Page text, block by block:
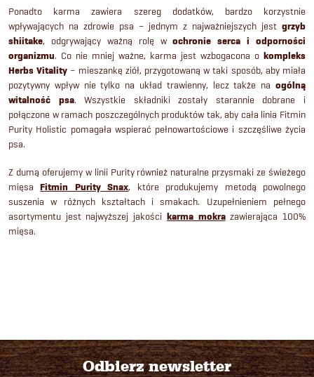
i
s
t
y
Ponadto karma zawiera szereg dodatków, bardzo korzystnie
wpływających na zdrowie psa – jednym z najważniejszych jest grzyb
shiitake, odgrywający ważną rolę wochronie serca i odporności
organizmu. Co nie mniej ważne, karma jest wzbogacona o kompleks
Herbs Vitality – mieszankę ziół, przygotowaną w taki sposób, aby miała
pozytywny wpływ nie tylko na układ trawienny, lecz także na ogólną
witalność psa. Wszystkie składniki zostały starannie dobrane i
połączone w ramach poszczególnych produktów tak, aby cała linia Fitmin
Purity Holistic pomagała wspierać pełnowartościowe i szczęśliwe życia
psa.
Z dumą oferujemy w linii Purity również naturalne przysmaki ze świeżego
mięsaFitmin Purity Snax, które produkujemy metodą powolnego
suszenia w różnych kształtach i smakach. Uzupełnieniem pełnego
asortymentu jest najwyższej jakości karma mokrazawierająca 100%
mięsa.
Odbierz newsletter